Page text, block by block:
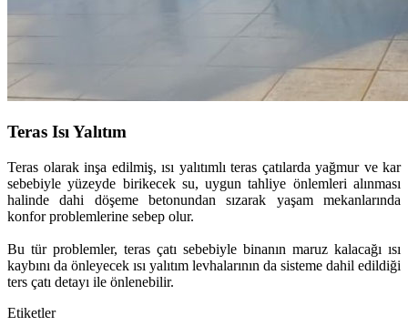
Teras Isı Yalıtım
Teras olarak inşa edilmiş, ısı yalıtımlı teras çatılarda yağmur ve kar
sebebiyle yüzeyde birikecek su, uygun tahliye önlemleri alınması
halinde dahi döşeme betonundan sızarak yaşam mekanlarında
konfor problemlerine sebep olur.
Bu tür problemler, teras çatı sebebiyle binanın maruz kalacağı ısı
kaybını da önleyecek ısı yalıtım levhalarının da sisteme dahil edildiği
ters çatı detayı ile önlenebilir.
Etiketler